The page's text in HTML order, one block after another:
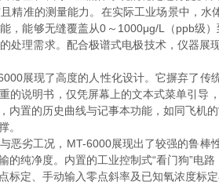
准的测量能力。在实际工业场景中，水
，能够无缝覆盖从0～1000μg/L（ppb级
处理需求。配合极谱式电极技术，仪器
展现了高度的人性化设计。它摒弃了传
的说明书，仅凭屏幕上的文本式菜单引
内置的历史曲线与记事本功能，如同飞机
。
劣工况，MT-6000展现出了较强的鲁棒
的纯净度。内置的工业控制式“看门狗”电
标定、手动输入零点斜率及已知氧浓度标